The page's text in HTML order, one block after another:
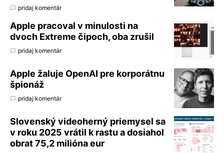
pridaj komentár
Apple pracoval v minulosti na
dvoch Extreme čipoch, oba zrušil
pridaj komentár
Apple žaluje OpenAI pre korporátnu
špionáž
pridaj komentár
Slovenský videoherný priemysel sa
v roku 2025 vrátil k rastu a dosiahol
obrat 75,2 milióna eur